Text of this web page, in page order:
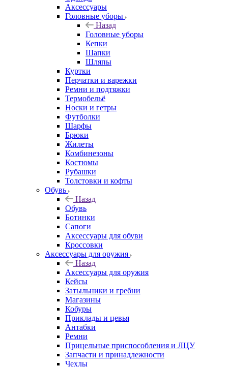
Аксессуары
Головные уборы
Назад
Головные уборы
Кепки
Шапки
Шляпы
Куртки
Перчатки и варежки
Ремни и подтяжки
Термобельё
Носки и гетры
Футболки
Шарфы
Брюки
Жилеты
Комбинезоны
Костюмы
Рубашки
Толстовки и кофты
Обувь
Назад
Обувь
Ботинки
Сапоги
Аксессуары для обуви
Кроссовки
Аксессуары для оружия
Назад
Аксессуары для оружия
Кейсы
Затыльники и гребни
Магазины
Кобуры
Приклады и цевья
Антабки
Ремни
Прицельные приспособления и ЛЦУ
Запчасти и принадлежности
Чехлы